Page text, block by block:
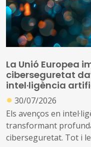
La Unió Europea
ciberseguretat
intel·ligència
● 30/07/2026
Els avenços en
transformant
ciberseguretat. Tot i